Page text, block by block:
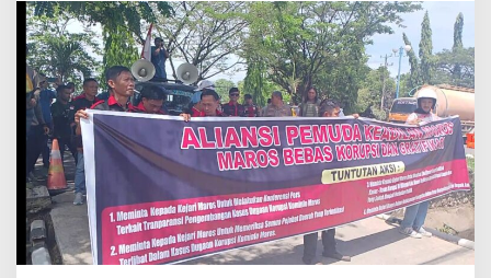
s
i
d
i
K
e
j
a
k
s
a
a
n
N